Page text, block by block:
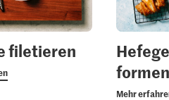
0.60
Migros Grapefruit
1136
filetieren
formen
Mehr